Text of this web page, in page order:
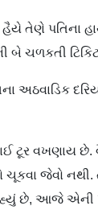
તેણે પતિના
બે ચળકતી
અઠવાડિક
ટૂર વખણાય છે.
ચૂકવા જેવો નથી.
છે, આજે એની